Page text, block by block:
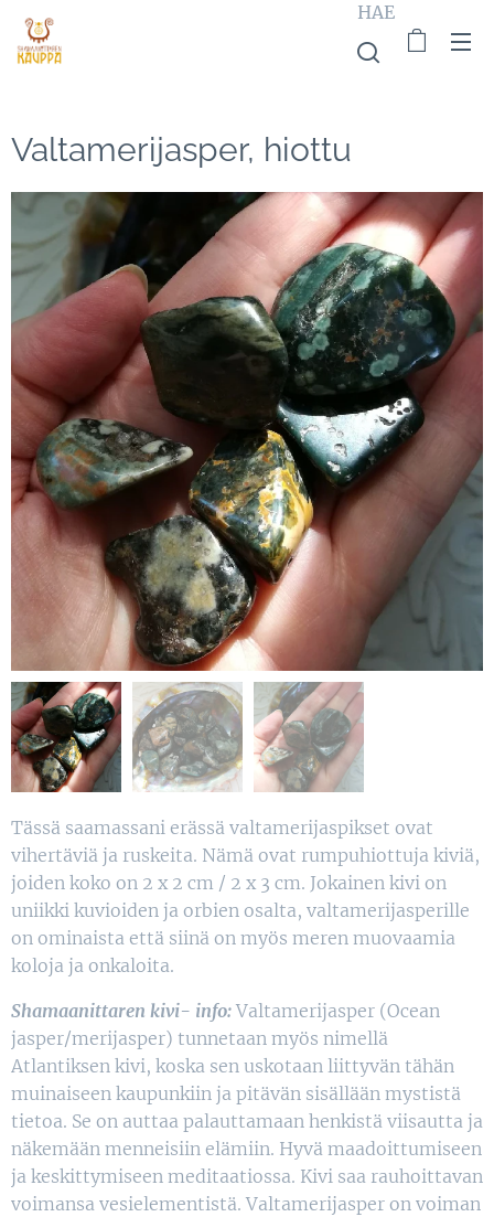
HAE
Valtamerijasper, hiottu
Tässä saamassani erässä valtamerijaspikset ovat
vihertäviä ja ruskeita. Nämä ovat rumpuhiottuja kiviä,
joiden koko on 2 x 2 cm / 2 x 3 cm. Jokainen kivi on
uniikki kuvioiden ja orbien osalta, valtamerijasperille
on ominaista että siinä on myös meren muovaamia
koloja ja onkaloita.
Shamaanittaren kivi- info: Valtamerijasper (Ocean
jasper/merijasper) tunnetaan myös nimellä
Atlantiksen kivi, koska sen uskotaan liittyvän tähän
muinaiseen kaupunkiin ja pitävän sisällään mystistä
tietoa. Se on auttaa palauttamaan henkistä viisautta ja
näkemään menneisiin elämiin. Hyvä maadoittumiseen
ja keskittymiseen meditaatiossa. Kivi saa rauhoittavan
voimansa vesielementistä. Valtamerijasper on voiman